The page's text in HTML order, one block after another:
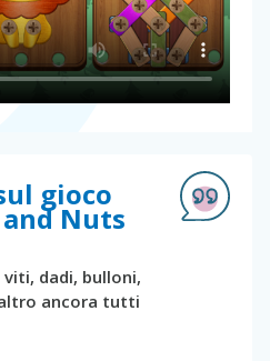
gioco
Nuts
dadi, bulloni,
ancora tutti